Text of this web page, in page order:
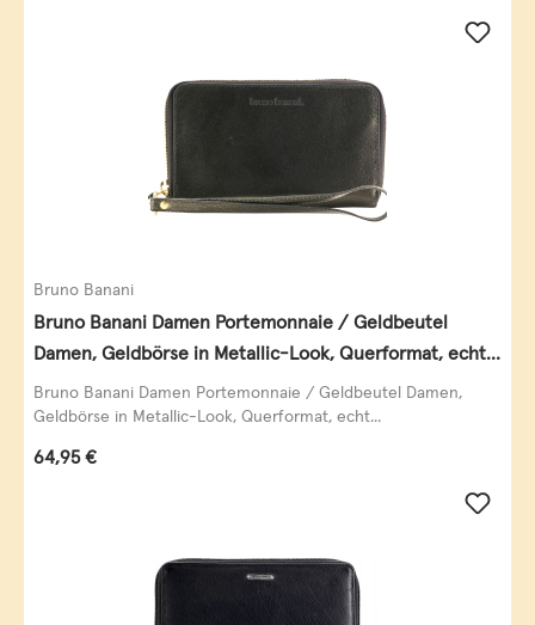
Bruno Banani
Bruno Banani Damen Portemonnaie / Geldbeutel
Damen, Geldbörse in Metallic-Look, Querformat, echt
Leder, schwarz-gold
Bruno Banani Damen Portemonnaie / Geldbeutel Damen,
Geldbörse in Metallic-Look, Querformat, echt...
Regulärer Preis:
64,95 €